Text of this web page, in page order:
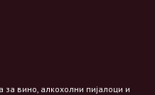
вино, алкохолни пијалоци и